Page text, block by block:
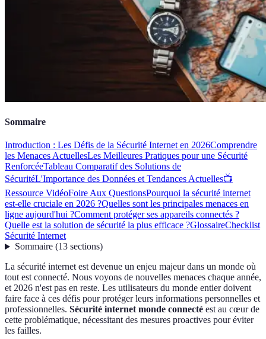
Sommaire
Introduction : Les Défis de la Sécurité Internet en 2026Comprendre
les Menaces ActuellesLes Meilleures Pratiques pour une Sécurité
RenforcéeTableau Comparatif des Solutions de
SécuritéL'Importance des Données et Tendances Actuelles📺
Ressource VidéoFoire Aux QuestionsPourquoi la sécurité internet
est-elle cruciale en 2026 ?Quelles sont les principales menaces en
ligne aujourd'hui ?Comment protéger ses appareils connectés ?
Quelle est la solution de sécurité la plus efficace ?GlossaireChecklist
Sécurité Internet
Sommaire(13 sections)
La sécurité internet est devenue un enjeu majeur dans un monde où
tout est connecté. Nous voyons de nouvelles menaces chaque année,
et 2026 n'est pas en reste. Les utilisateurs du monde entier doivent
faire face à ces défis pour protéger leurs informations personnelles et
professionnelles. Sécurité internet monde connecté est au cœur de
cette problématique, nécessitant des mesures proactives pour éviter
les failles.